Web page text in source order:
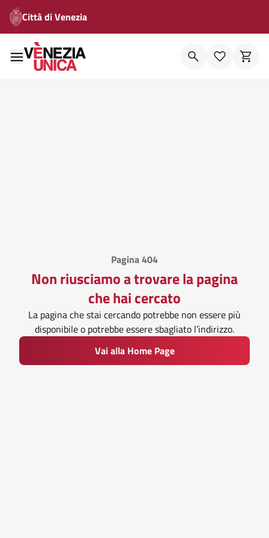
Città di Venezia
Pagina 404
Non riusciamo a trovare la pagina
che hai cercato
La pagina che stai cercando potrebbe non essere più
disponibile o potrebbe essere sbagliato l’indirizzo.
Vai alla Home Page